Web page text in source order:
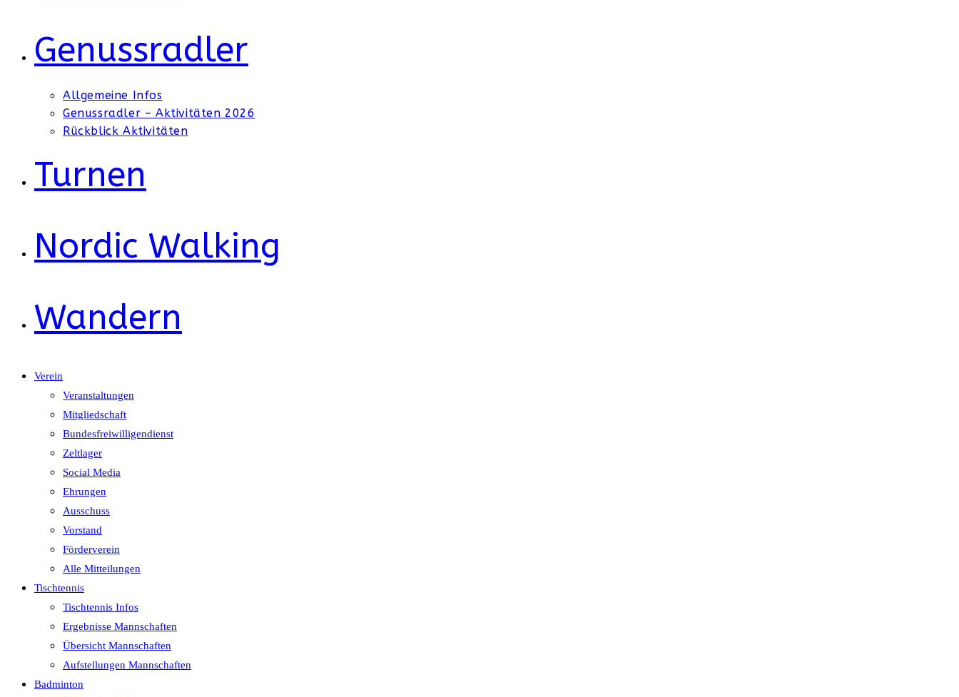
Genussradler
Allgemeine Infos
Genussradler – Aktivitäten 2026
Rückblick Aktivitäten
Turnen
Nordic Walking
Wandern
Verein
Veranstaltungen
Mitgliedschaft
Bundesfreiwilligendienst
Zeltlager
Social Media
Ehrungen
Ausschuss
Vorstand
Förderverein
Alle Mitteilungen
Tischtennis
Tischtennis Infos
Ergebnisse Mannschaften
Übersicht Mannschaften
Aufstellungen Mannschaften
Badminton